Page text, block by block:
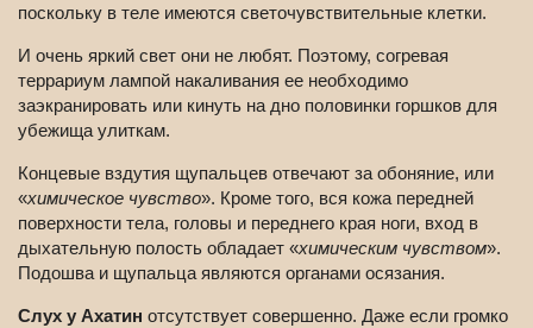
поскольку в теле имеются светочувствительные клетки.
И очень яркий свет они не любят. Поэтому, согревая
террариум лампой накаливания ее необходимо
заэкранировать или кинуть на дно половинки горшков для
убежища улиткам.
Концевые вздутия щупальцев отвечают за обоняние, или
«химическое чувство». Кроме того, вся кожа передней
поверхности тела, головы и переднего края ноги, вход в
дыхательную полость обладает «химическим чувством».
Подошва и щупальца являются органами осязания.
Слух у Ахатин отсутствует совершенно. Даже если громко